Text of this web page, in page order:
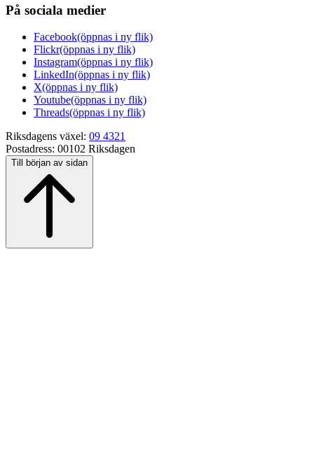
På sociala medier
Facebook(öppnas i ny flik)
Flickr(öppnas i ny flik)
Instagram(öppnas i ny flik)
LinkedIn(öppnas i ny flik)
X(öppnas i ny flik)
Youtube(öppnas i ny flik)
Threads(öppnas i ny flik)
Riksdagens växel: 09 4321
Postadress: 00102 Riksdagen
Till början av sidan